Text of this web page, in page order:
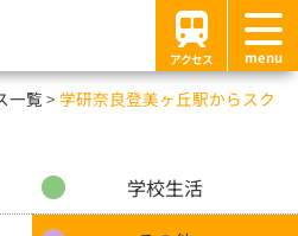
アクセス menu
一覧
学研奈良登美ヶ丘駅からスク
学校生活